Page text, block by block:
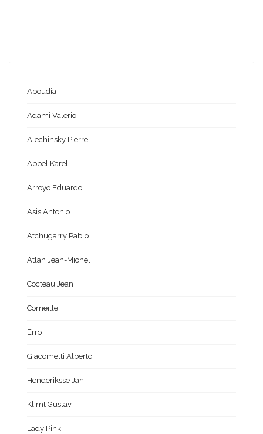
Aboudia
Adami Valerio
Alechinsky Pierre
Appel Karel
Arroyo Eduardo
Asis Antonio
Atchugarry Pablo
Atlan Jean-Michel
Cocteau Jean
Corneille
Erro
Giacometti Alberto
Henderiksse Jan
Klimt Gustav
Lady Pink